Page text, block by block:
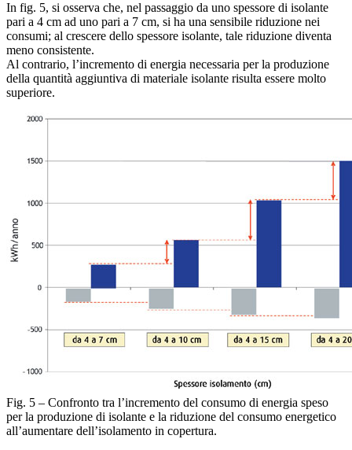
In fig. 5, si osserva che, nel passaggio da uno spessore di isolante
pari a 4 cm ad uno pari a 7 cm, si ha una sensibile riduzione nei
consumi; al crescere dello spessore isolante, tale riduzione diventa
meno consistente.
Al contrario, l’incremento di energia necessaria per la produzione
della quantità aggiuntiva di materiale isolante risulta essere molto
superiore.
Fig. 5 – Confronto tra l’incremento del consumo di energia speso
per la produzione di isolante e la riduzione del consumo energetico
all’aumentare dell’isolamento in copertura.